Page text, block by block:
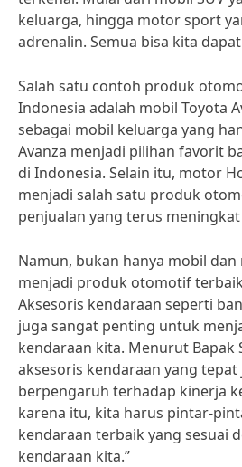
keluarga, hingga motor sport
adrenalin. Semua bisa kita
Salah satu contoh produk
Indonesia adalah mobil Toyota
sebagai mobil keluarga yang
Avanza menjadi pilihan favorit
di Indonesia. Selain itu, motor
menjadi salah satu produk
penjualan yang terus
Namun, bukan hanya mobil
menjadi produk otomotif
Aksesoris kendaraan seperti
juga sangat penting untuk
kendaraan kita. Menurut Bapak
aksesoris kendaraan yang
berpengaruh terhadap kinerja
karena itu, kita harus pintar-
kendaraan terbaik yang sesuai
kendaraan kita.”